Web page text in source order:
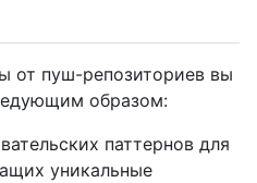
от пуш-репозиториев вы
образом:
паттернов для
уникальные